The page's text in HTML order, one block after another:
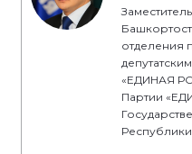
отделения
«ЕДИНАЯ
Партии